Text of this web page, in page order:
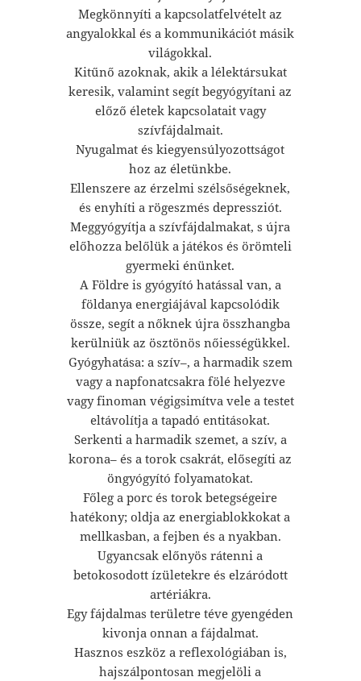
Megkönnyíti a kapcsolatfelvételt az
angyalokkal és a kommunikációt másik
világokkal.
Kitűnő azoknak, akik a lélektársukat
keresik, valamint segít begyógyítani az
előző életek kapcsolatait vagy
szívfájdalmait.
Nyugalmat és kiegyensúlyozottságot
hoz az életünkbe.
Ellenszere az érzelmi szélsőségeknek,
és enyhíti a rögeszmés depressziót.
Meggyógyítja a szívfájdalmakat, s újra
előhozza belőlük a játékos és örömteli
gyermeki énünket.
A Földre is gyógyító hatással van, a
földanya energiájával kapcsolódik
össze, segít a nőknek újra összhangba
kerülniük az ösztönös nőiességükkel.
Gyógyhatása: a szív–, a harmadik szem
vagy a napfonatcsakra fölé helyezve
vagy finoman végigsimítva vele a testet
eltávolítja a tapadó entitásokat.
Serkenti a harmadik szemet, a szív, a
korona– és a torok csakrát, elősegíti az
öngyógyító folyamatokat.
Főleg a porc és torok betegségeire
hatékony; oldja az energiablokkokat a
mellkasban, a fejben és a nyakban.
Ugyancsak előnyös rátenni a
betokosodott ízületekre és elzáródott
artériákra.
Egy fájdalmas területre téve gyengéden
kivonja onnan a fájdalmat.
Hasznos eszköz a reflexológiában is,
hajszálpontosan megjelöli a